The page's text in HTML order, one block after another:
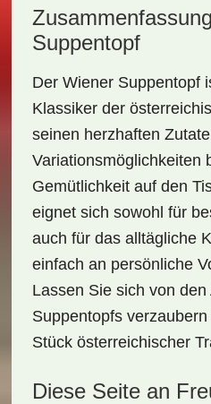
Suppentopf
Der Wiener Suppentopf
Klassiker der
seinen herzhaften
Variationsmöglichkeiten
Gemütlichkeit auf den
eignet sich sowohl für
auch für das alltägliche
einfach an persönliche
Lassen Sie sich von
Suppentopfs
Stück österreichischer
Diese Seite an